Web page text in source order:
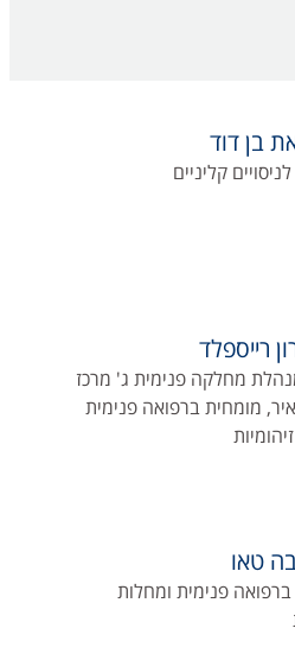
בן דוד
קליניים
רייספלד
מחלקה פנימית ג' מרכז
מומחית ברפואה פנימית
טאו
פנימית ומחלות